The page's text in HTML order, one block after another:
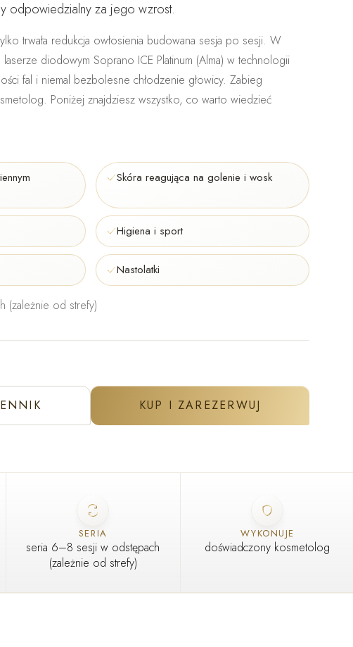
odpowiedzialny za jego wzrost.
trwała redukcja owłosienia budowana sesja po sesji. W
laserze diodowym Soprano ICE Platinum (Alma) w technologii
fal i niemal bezbolesne chłodzenie głowicy. Zabieg
. Poniżej znajdziesz wszystko, co warto wiedzieć
Skóra reagująca na golenie i wosk
Higiena i sport
Nastolatki
(zależnie od strefy)
KUP I ZAREZERWUJ
SERIA
seria 6–8 sesji w odstępach
(zależnie od strefy)
WYKONUJE
doświadczony kosmetolog